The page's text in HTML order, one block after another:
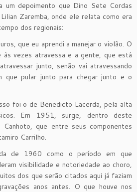
um depoimento que Dino Sete Cordas
Zaremba, onde ele relata como era
dos regionais:
que eu aprendi a manejar o violão. O
às vezes atravessa e a gente, que está
junto, senão vai atravessando
pular junto para chegar junto e o
foi o de Benedicto Lacerda, pela alta
Em 1951, surge, dentro deste
Canhoto, que entre seus componentes
Carrilho.
de 1960 como o período em que
visibilidade e notoriedade ao choro,
dos que serão citados aqui já faziam
anos antes. O que houve nos